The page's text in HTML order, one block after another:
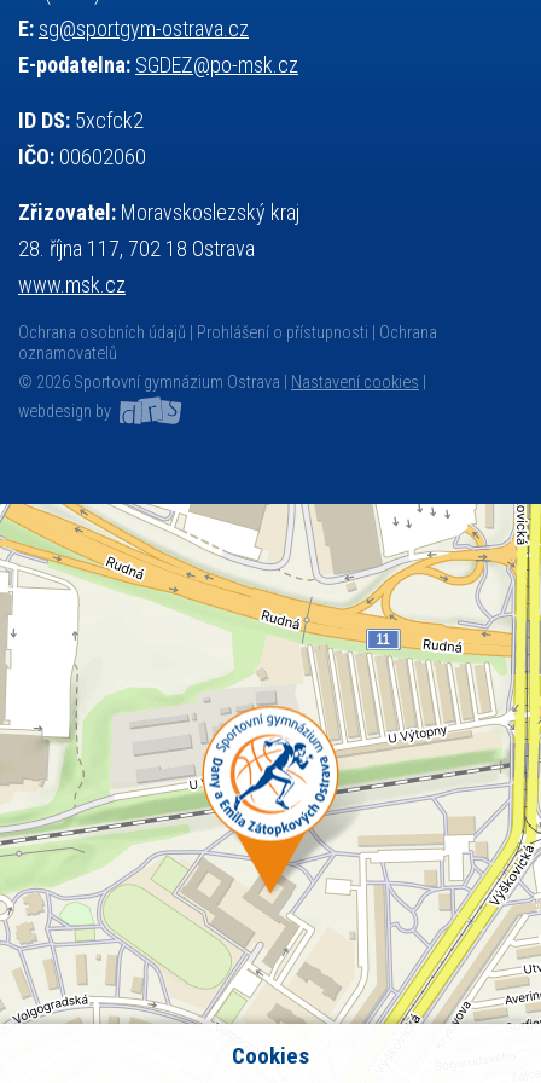
E: sg@sportgym-ostrava.cz
E-podatelna: SGDEZ@po-msk.cz
ID DS: 5xcfck2
IČO: 00602060
Zřizovatel: Moravskoslezský kraj
28. října 117, 702 18 Ostrava
www.msk.cz
Ochrana osobních údajů Prohlášení o přístupnosti
Ochrana
oznamovatelů
© 2026 Sportovní gymnázium Ostrava |
Nastavení cookies
webdesign by
Cookies